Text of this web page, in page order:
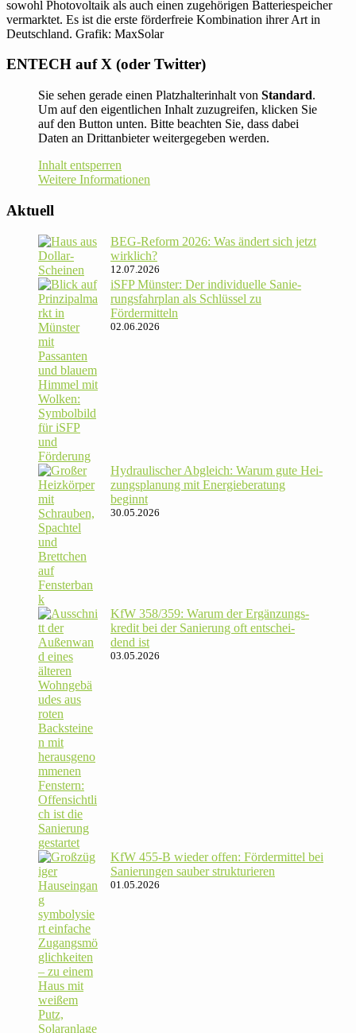
sowohl Photovoltaik als auch einen zugehörigen Batteriespeicher
vermarktet. Es ist die erste förderfreie Kombination ihrer Art in
Deutschland. Grafik: MaxSolar
ENTECH auf X (oder Twitter)
Sie sehen gerade einen Platzhalterinhalt von Standard.
Um auf den eigentlichen Inhalt zuzugreifen, klicken Sie
auf den Button unten. Bitte beachten Sie, dass dabei
Daten an Drittanbieter weitergegeben werden.
Inhalt entsperren
Weitere Informationen
Aktuell
BEG-Reform 2026: Was ändert sich jetzt
wirklich?
12.07.2026
iSFP Münster: Der indi­vi­du­elle Sanie­
rungs­fahr­plan als Schlüssel zu
Fördermitteln
02.06.2026
Hydrau­li­scher Abgleich: Warum gute Hei­
zungs­pla­nung mit Energie­beratung
beginnt
30.05.2026
KfW 358/​359: Warum der Ergän­zungs­
kredit bei der Sanie­rung oft ent­schei­
dend ist
03.05.2026
KfW 455‑B wieder offen: För­der­mittel bei
Sanie­rungen sauber strukturieren
01.05.2026